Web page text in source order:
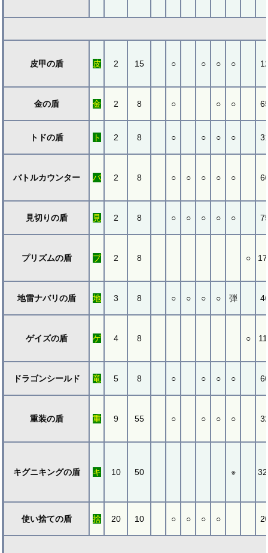
皮甲の盾 皮 2 15 ○ ○ ○ ○
金の盾 金 2 8 ○ ○ ○
トドの盾 ト 2 8 ○ ○ ○ ○
バトルカウンター バ 2 8 ○ ○ ○ ○ ○
見切りの盾 見 2 8 ○ ○ ○ ○ ○
プリズムの盾 プ 2 8 ○
地雷ナバリの盾 地 3 8 ○ ○ ○ ○ 弾
ゲイズの盾 ゲ 4 8 ○
ドラゴンシールド 竜 5 8 ○ ○ ○ ○
重装の盾 重 9 55 ○ ○ ○ ○
キグニキングの盾 キ 10 50 ※
使い捨ての盾 捨 20 10 ○ ○ ○ ○